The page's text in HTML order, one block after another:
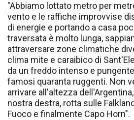
"Abbiamo lottato metro per
vento e le raffiche improvvise
di energie e portando a casa
traversata è molto lunga,
attraversare zone climatiche
clima mite e caraibico di
da un freddo intenso e
famosi quaranta ruggenti. Non
arrivare all'altezza
nostra destra, rotta sulle
Fuoco e finalmente Capo Horn".